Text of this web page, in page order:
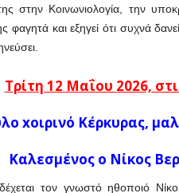
στην Κοινωνιολογία, την
φαγητά και εξηγεί ότι συχνά
Τρίτη 12 Μαΐου 2026,
xοιρινό Κέρκυρας,
Καλεσμένος ο Νίκος
τον γνωστό ηθοποιό